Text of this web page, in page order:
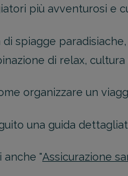
più avventurosi e
di spiagge
di relax, cultura
organizzare un
una guida
anche "Assicurazione